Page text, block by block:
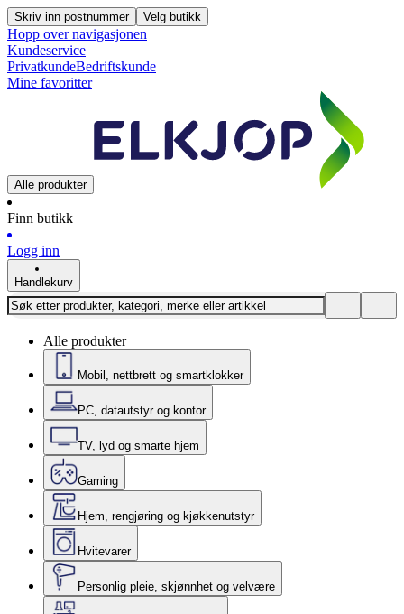
Skriv inn postnummer Velg butikk
Hopp over navigasjonen
Kundeservice
PrivatkundeBedriftskunde
Mine favoritter
Alle produkter
Finn butikk
Logg inn
Handlekurv
Alle produkter
Mobil, nettbrett og smartklokker
PC, datautstyr og kontor
TV, lyd og smarte hjem
Gaming
Hjem, rengjøring og kjøkkenutstyr
Hvitevarer
Personlig pleie, skjønnhet og velvære